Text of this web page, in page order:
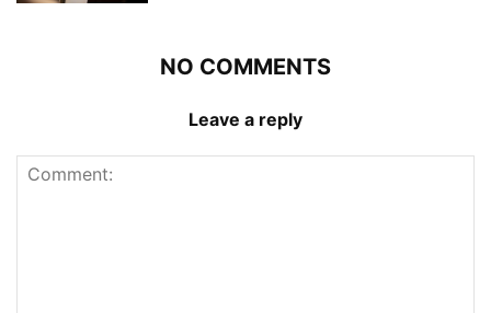
NO COMMENTS
Leave a reply